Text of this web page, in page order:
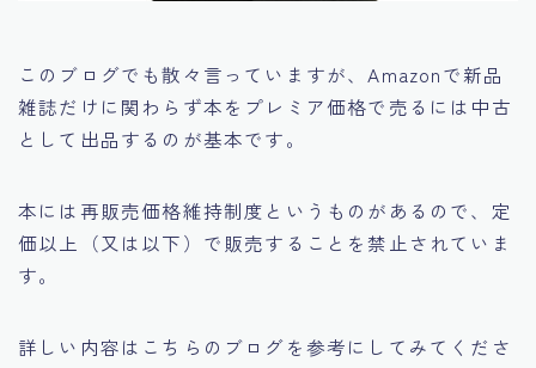
このブログでも散々言っていますが、Amazonで新品
雑誌だけに関わらず本をプレミア価格で売るには中古
として出品するのが基本です。
本には再販売価格維持制度というものがあるので、定
価以上（又は以下）で販売することを禁止されていま
す。
詳しい内容はこちらのブログを参考にしてみてくださ